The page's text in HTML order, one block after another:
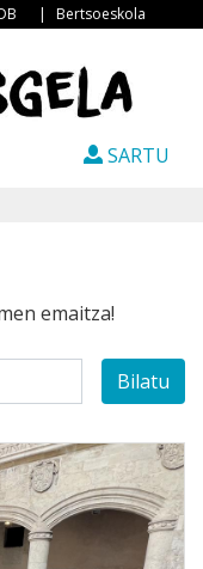
| Bertsoeskola
SARTU
emaitza!
Bilatu